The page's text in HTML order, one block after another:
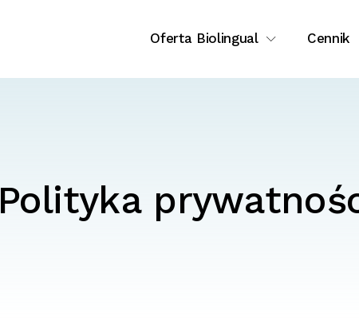
Oferta Biolingual Cennik
Polityka